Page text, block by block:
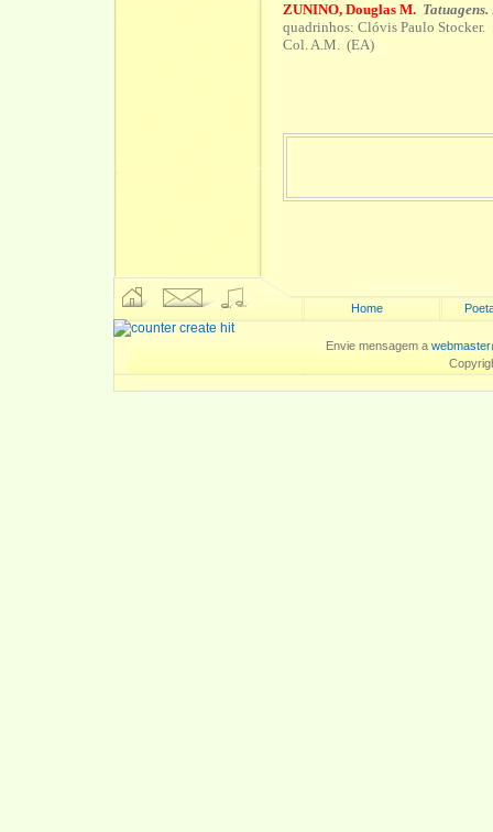
ZUNINO, Douglas M.
quadrinhos: Clóvis Paulo
Col. A.M. (EA)
Home
Envie mensagem a